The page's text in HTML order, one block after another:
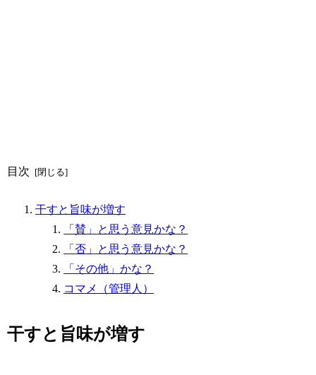
目次
干すと旨味が増す
「賛」と思う意見かな？
「否」と思う意見かな？
「その他」かな？
コマメ（管理人）
干すと旨味が増す